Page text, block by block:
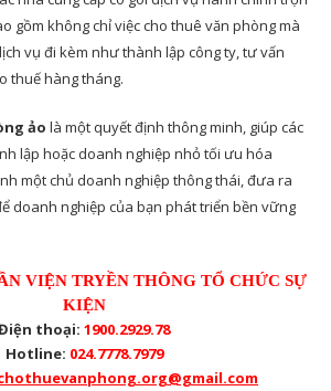
gồm không chỉ việc cho thuê văn phòng mà
vụ đi kèm như thành lập công ty, tư vấn
thuế hàng tháng.
ảo là một quyết định thông minh, giúp các
lập hoặc doanh nghiệp nhỏ tối ưu hóa
một chủ doanh nghiệp thông thái, đưa ra
doanh nghiệp của bạn phát triển bền vững
VIỆN TRYỀN THÔNG TỔ CHỨC SỰ
KIỆN
thoại: 1900.2929.78
Hotline: 024.7778.7979